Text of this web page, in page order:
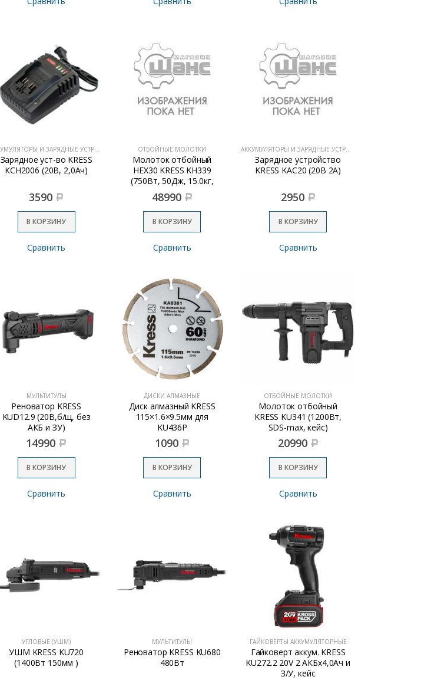
АККУМУЛЯТОРЫ И ЗАРЯДНЫЕ УСТРОЙСТВА
Зарядное уст-во KRESS
КСН2006 (20В, 2,0Ач)
3590 Р
В КОРЗИНУ
Сравнить
ОТБОЙНЫЕ МОЛОТКИ
Молоток отбойный
HEX30 KRESS KH339
(750Вт, 50Дж, 15.0кг,
кейс)
48990 Р
В КОРЗИНУ
Сравнить
АККУМУЛЯТОРЫ И ЗАРЯДНЫЕ УСТРОЙСТВА
Зарядное устройство
KRESS KAC20 (20В 2A)
2950 Р
В КОРЗИНУ
Сравнить
МУЛЬТИТУЛЫ
Реноватор KRESS
KUD12.9 (20В,б/щ, без
АКБ и ЗУ)
14990 Р
В КОРЗИНУ
Сравнить
ДИСКИ АЛМАЗНЫЕ
Диск алмазный KRESS
115×1.6×9.5мм для
KU436P
1090 Р
В КОРЗИНУ
Сравнить
ОТБОЙНЫЕ МОЛОТКИ
Молоток отбойный
KRESS KU341 (1200Вт,
SDS-max, кейс)
20990 Р
В КОРЗИНУ
Сравнить
УГЛОВЫЕ (УШМ)
УШМ KRESS KU720
(1400Вт 150мм )
МУЛЬТИТУЛЫ
Реноватор KRESS KU680
480Вт
ГАЙКОВЁРТЫ АККУМУЛЯТОРНЫЕ
Гайковерт аккум. KRESS
KU272.2 20V 2 АКБх4,0Ач и
З/У, кейс